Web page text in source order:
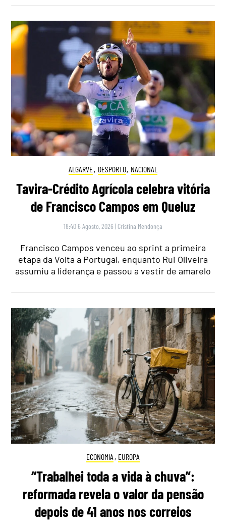
ALGARVE, DESPORTO, NACIONAL
Tavira-Crédito Agrícola celebra vitória
de Francisco Campos em Queluz
18:40 6 Agosto, 2026 | Cristina Mendonça
Francisco Campos venceu ao sprint a primeira
etapa da Volta a Portugal, enquanto Rui Oliveira
assumiu a liderança e passou a vestir de amarelo
ECONOMIA , EUROPA
“Trabalhei toda a vida à chuva”:
reformada revela o valor da pensão
depois de 41 anos nos correios